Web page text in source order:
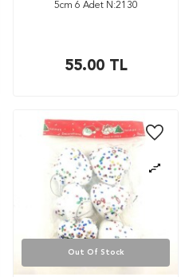
5cm 6 Adet N:2130
55.00TL
Out Of Stock